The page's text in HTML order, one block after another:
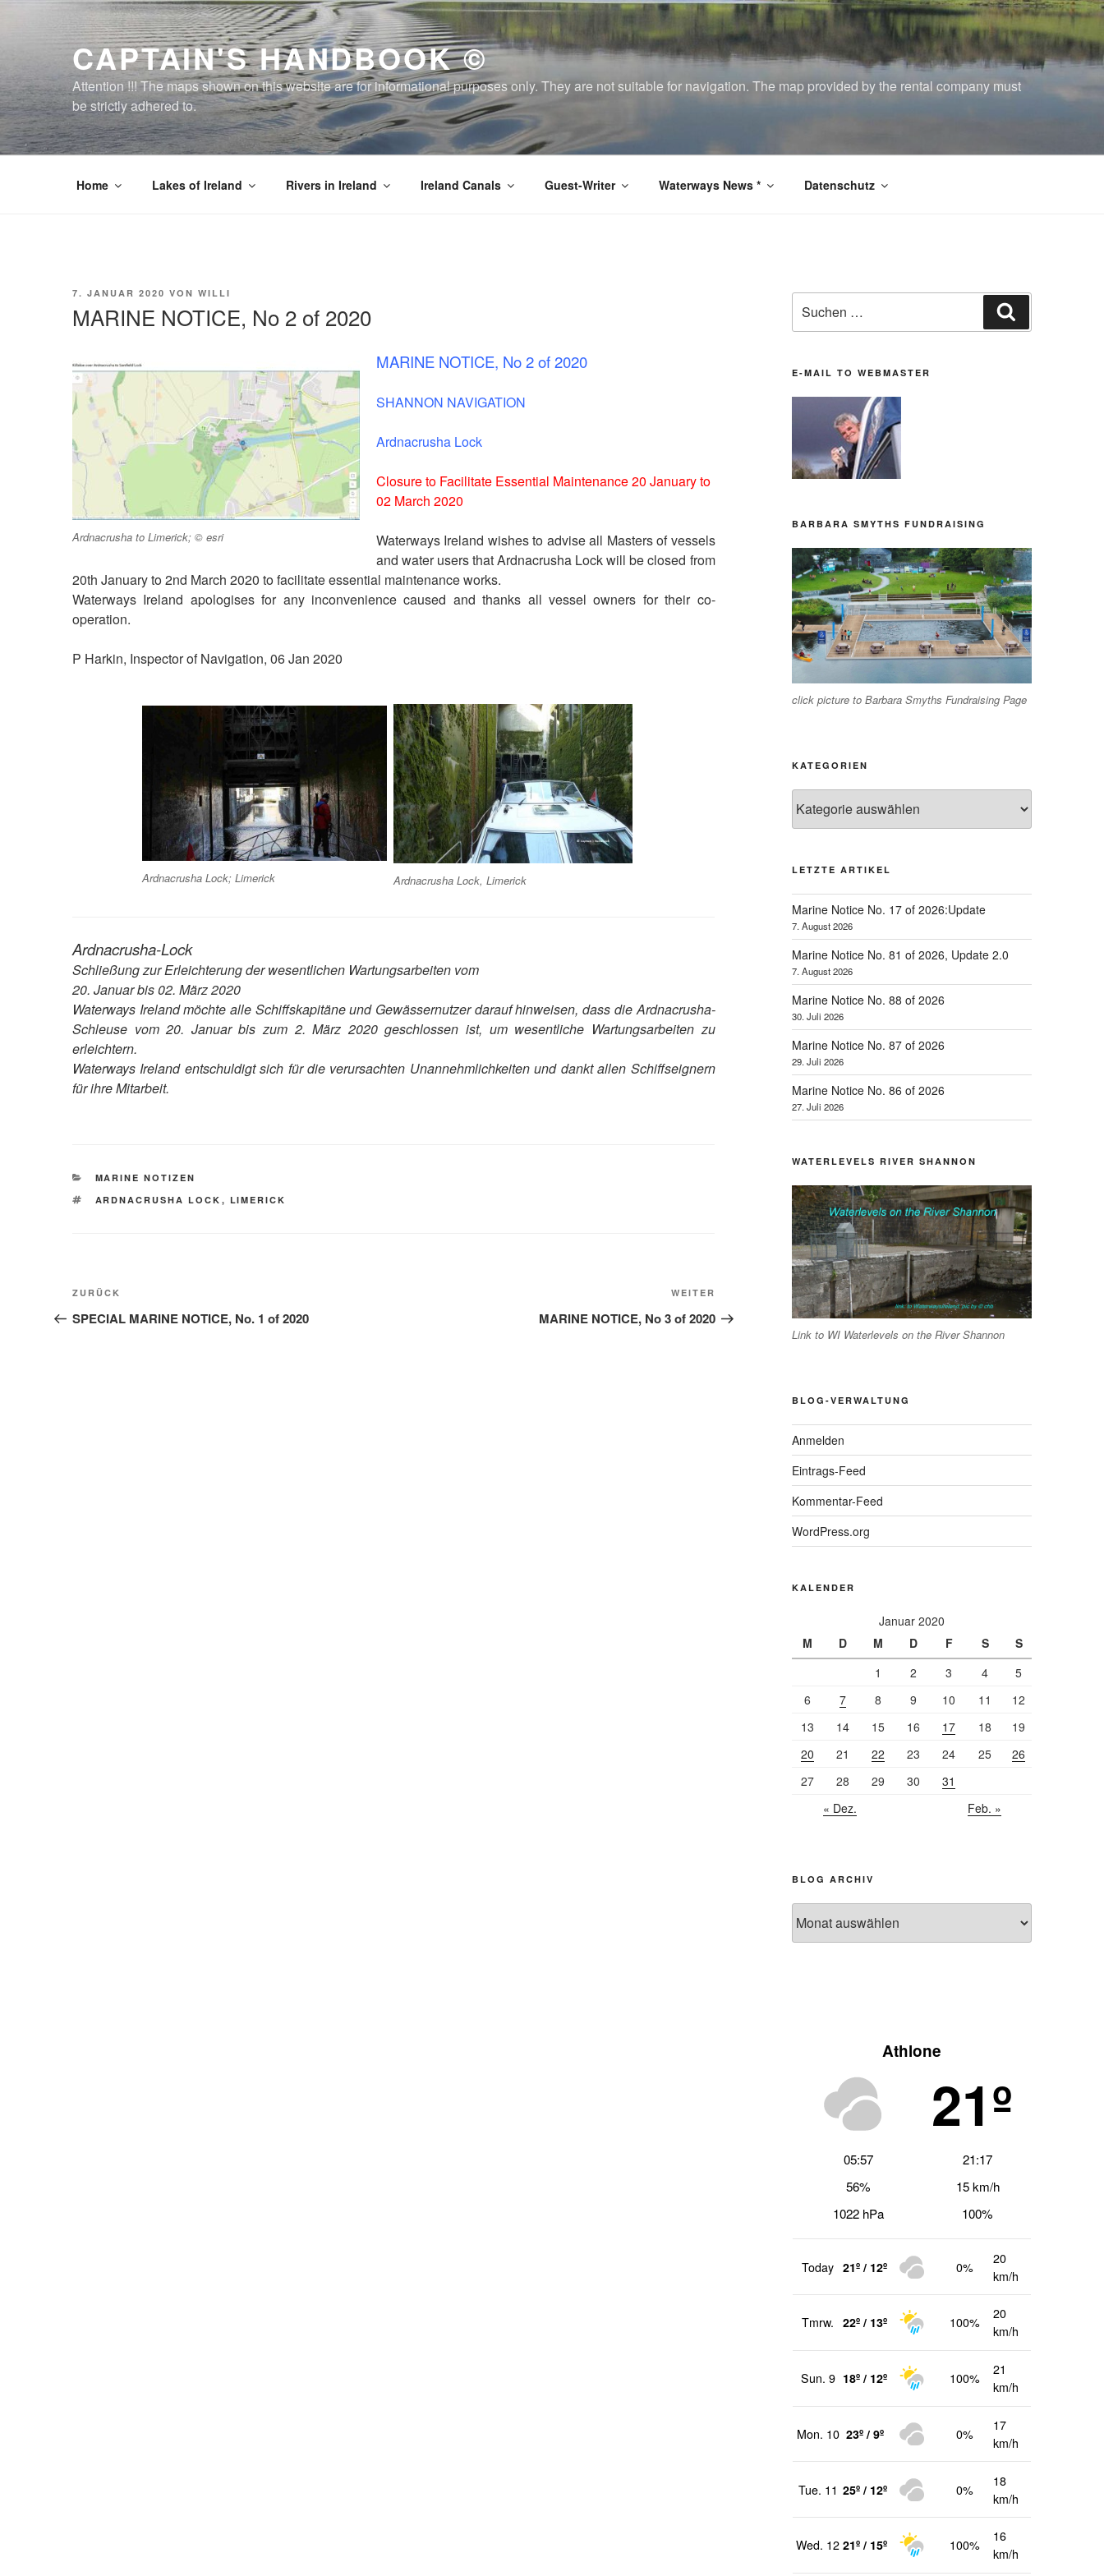
CAPTAIN'S HANDBOOK ©
Attention !!! The maps shown on this website are for informational purposes only. They are not suitable for navigation. The map provided by the rental company must
be strictly adhered to.
Home Lakes of Ireland Rivers in Ireland Ireland Canals Guest-Writer Waterways News * Datenschutz
VERÖFFENTLICHT
7. JANUAR 2020 VON WILLI
MARINE NOTICE, No 2 of 2020
Ardnacrusha to Limerick; © esri
MARINE NOTICE, No 2 of 2020
SHANNON NAVIGATION
Ardnacrusha Lock
Closure to Facilitate Essential Maintenance20 January to
02 March 2020
Waterways Ireland wishes to advise all Masters of vessels
and water users that Ardnacrusha Lock will be closed from
20th January to 2nd March 2020 to facilitate essential maintenance works.
Waterways Ireland apologises for any inconvenience caused and thanks all vessel owners for their co-
operation.
P Harkin, Inspector of Navigation, 06 Jan 2020
Ardnacrusha Lock; Limerick Ardnacrusha Lock, Limerick
Ardnacrusha-Lock
Schließung zur Erleichterung der wesentlichen Wartungsarbeiten vom
20. Januar bis 02. März 2020
Waterways Ireland möchte alle Schiffskapitäne und Gewässernutzer darauf hinweisen, dass die Ardnacrusha-
Schleuse vom 20. Januar bis zum 2. März 2020 geschlossen ist, um wesentliche Wartungsarbeiten zu
erleichtern.
Waterways Ireland entschuldigt sich für die verursachten Unannehmlichkeiten und dankt allen Schiffseignern
für ihre Mitarbeit.
KATEGORIEN
MARINE NOTIZEN
SCHLAGWÖRTER
ARDNACRUSHA LOCK , LIMERICK
Beitragsnavigation
Vorheriger
Beitrag
ZURÜCK
SPECIAL MARINE NOTICE, No. 1 of 2020
Beitrag
WEITER
MARINE NOTICE, No 3 of 2020
nach:
E-MAIL TO WEBMASTER
BARBARA SMYTHS FUNDRAISING
click picture to Barbara Smyths Fundraising Page
KATEGORIEN
LETZTE ARTIKEL
Marine Notice No. 17 of 2026:Update
7. August 2026
Marine Notice No. 81 of 2026, Update 2.0
7. August 2026
Marine Notice No. 88 of 2026
30. Juli 2026
Marine Notice No. 87 of 2026
29. Juli 2026
Marine Notice No. 86 of 2026
27. Juli 2026
WATERLEVELS RIVER SHANNON
Link to WI Waterlevels on the River Shannon
BLOG-VERWALTUNG
Anmelden
Eintrags-Feed
Kommentar-Feed
WordPress.org
KALENDER
Januar 2020
M
D M D F S
S
1
2 3 4
5
6
7 8 9 10 11
12
13
14 15 16 17 18
19
20
21 22 23 24 25
26
27
28 29 30
31
« Dez.
Feb. »
BLOG ARCHIV
Archiv
Athlone
21º
05:57
21:17
56%
15 km/h
1022 hPa
100%
Today 21º / 12º 0%
20
km/h
Tmrw. 22º / 13º 100%
20
km/h
Sun. 9 18º / 12º 100%
21
km/h
Mon. 10 23º / 9º 0%
17
km/h
Tue. 11 25º / 12º 0%
18
km/h
Wed. 12 21º / 15º 100%
16
km/h